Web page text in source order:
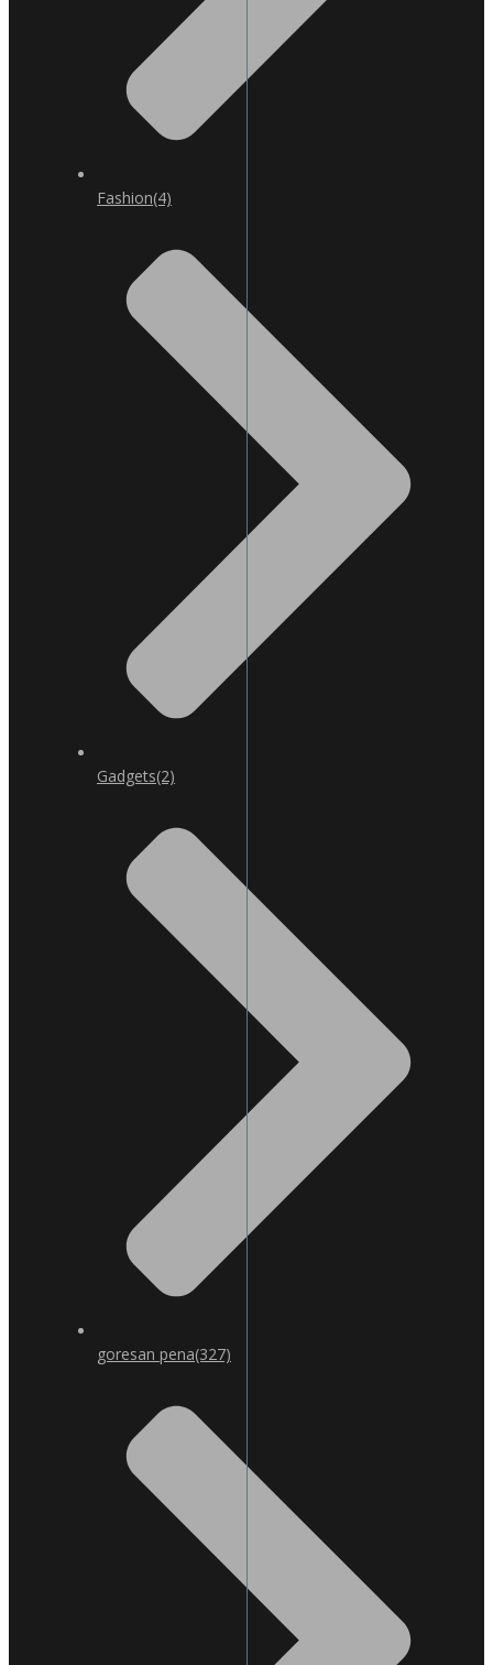
Fashion(4)
Gadgets(2)
goresan pena(327)